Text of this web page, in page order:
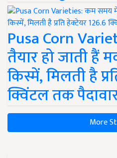
Pusa Corn
तैयार हो जाती हैं
किस्में, मिलती है
क्विंटल तक
More